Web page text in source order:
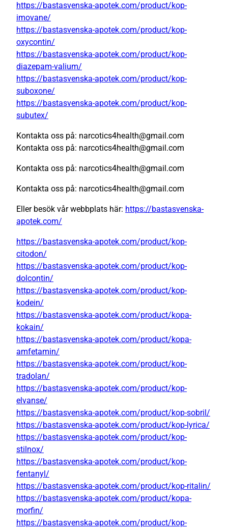
https://bastasvenska-apotek.com/product/kop-
imovane/
https://bastasvenska-apotek.com/product/kop-
oxycontin/
https://bastasvenska-apotek.com/product/kop-
diazepam-valium/
https://bastasvenska-apotek.com/product/kop-
suboxone/
https://bastasvenska-apotek.com/product/kop-
subutex/
Kontakta oss på: narcotics4health@gmail.com
Kontakta oss på: narcotics4health@gmail.com
Kontakta oss på: narcotics4health@gmail.com
Kontakta oss på: narcotics4health@gmail.com
Eller besök vår webbplats här: https://bastasvenska-
apotek.com/
https://bastasvenska-apotek.com/product/kop-
citodon/
https://bastasvenska-apotek.com/product/kop-
dolcontin/
https://bastasvenska-apotek.com/product/kop-
kodein/
https://bastasvenska-apotek.com/product/kopa-
kokain/
https://bastasvenska-apotek.com/product/kopa-
amfetamin/
https://bastasvenska-apotek.com/product/kop-
tradolan/
https://bastasvenska-apotek.com/product/kop-
elvanse/
https://bastasvenska-apotek.com/product/kop-sobril/
https://bastasvenska-apotek.com/product/kop-lyrica/
https://bastasvenska-apotek.com/product/kop-
stilnox/
https://bastasvenska-apotek.com/product/kop-
fentanyl/
https://bastasvenska-apotek.com/product/kop-ritalin/
https://bastasvenska-apotek.com/product/kopa-
morfin/
https://bastasvenska-apotek.com/product/kop-